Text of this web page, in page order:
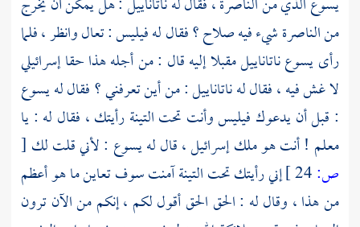
منالناصرةشيء فيه صلاح ؟ فقال لهفيليس: تعال وانظر ، فلما
رأىيسوعناتاناييلمقبلا إليه قال : من أجله هذا حقا إسرائيلي
لا غش فيه ، فقال لهناتاناييل: من أين تعرفني ؟ فقال لهيسوع
: قبل أن يدعوك فيليسوأنت تحت التينة رأيتك ، فقال له : يا
معلم ! أنت هو ملك إسرائيل ، قال لهيسوع : لأني قلت لك [
ص:
إني رأيتك تحت التينة آمنت سوف تعاين ما هو أعظم
من هذا ، وقال له : الحق الحق أقول لكم ، إنكم من الآن ترون